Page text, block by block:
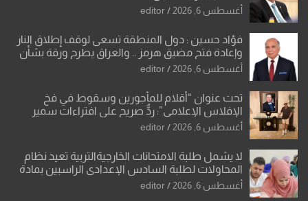
أغسطس 6, 2026 editor
فؤاد حسين : دول المنطقة تسعى لوقف إطلاق النار
وإعادة فتح مضيق هرمز .. والعراق يطرح ورقة بشأن
تحولات القدس
أغسطس 6, 2026 editor
تحت عنوان “أقلام للمأجورين وسقوط في فخ
الإفلاس الإعلامي”: ردٌّ صريح على افتراءات سمير
الشكرجي
أغسطس 6, 2026 editor
لا يشمل طلبة الامتحانات الخارجيةالتربية تعيد نظام
المحاولات لطلبة السادس الإعدادي الراسبين بمادة
أو مادتين
أغسطس 6, 2026 editor